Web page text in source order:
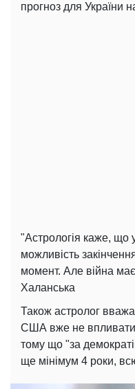
прогноз для України
"Астрологія каже, що
можливість
момент. Але війна
Халанська
Також астролог
США вже не
тому що "за
ще мінімум 4 роки,